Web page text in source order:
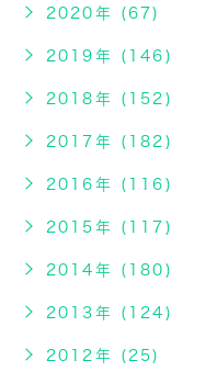
2020年 (67)
2019年 (146)
2018年 (152)
2017年 (182)
2016年 (116)
2015年 (117)
2014年 (180)
2013年 (124)
2012年 (25)